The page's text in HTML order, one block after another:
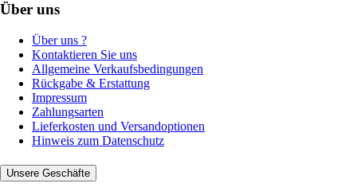
Über uns
Über uns ?
Kontaktieren Sie uns
Allgemeine Verkaufsbedingungen
Rückgabe & Erstattung
Impressum
Zahlungsarten
Lieferkosten und Versandoptionen
Hinweis zum Datenschutz
Unsere Geschäfte